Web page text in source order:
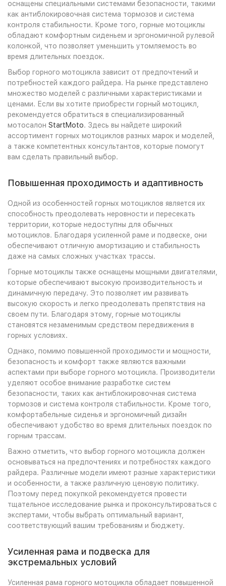
оснащены специальными системами безопасности, такими
как антиблокировочная система тормозов и система
контроля стабильности. Кроме того, горные мотоциклы
обладают комфортным сиденьем и эргономичной рулевой
колонкой, что позволяет уменьшить утомляемость во
время длительных поездок.
Выбор горного мотоцикла зависит от предпочтений и
потребностей каждого райдера. На рынке представлено
множество моделей с различными характеристиками и
ценами. Если вы хотите приобрести горный мотоцикл,
рекомендуется обратиться в специализированный
мотосалон StartMoto. Здесь вы найдете широкий
ассортимент горных мотоциклов разных марок и моделей,
а также компетентных консультантов, которые помогут
вам сделать правильный выбор.
Повышенная проходимость и адаптивность
Одной из особенностей горных мотоциклов является их
способность преодолевать неровности и пересекать
территории, которые недоступны для обычных
мотоциклов. Благодаря усиленной раме и подвеске, они
обеспечивают отличную амортизацию и стабильность
даже на самых сложных участках трассы.
Горные мотоциклы также оснащены мощными двигателями,
которые обеспечивают высокую производительность и
динамичную передачу. Это позволяет им развивать
высокую скорость и легко преодолевать препятствия на
своем пути. Благодаря этому, горные мотоциклы
становятся незаменимым средством передвижения в
горных условиях.
Однако, помимо повышенной проходимости и мощности,
безопасность и комфорт также являются важными
аспектами при выборе горного мотоцикла. Производители
уделяют особое внимание разработке систем
безопасности, таких как антиблокировочная система
тормозов и система контроля стабильности. Кроме того,
комфортабельные сиденья и эргономичный дизайн
обеспечивают удобство во время длительных поездок по
горным трассам.
Важно отметить, что выбор горного мотоцикла должен
основываться на предпочтениях и потребностях каждого
райдера. Различные модели имеют разные характеристики
и особенности, а также различную ценовую политику.
Поэтому перед покупкой рекомендуется провести
тщательное исследование рынка и проконсультироваться с
экспертами, чтобы выбрать оптимальный вариант,
соответствующий вашим требованиям и бюджету.
Усиленная рама и подвеска для
экстремальных условий
Усиленная рама горного мотоцикла обладает повышенной